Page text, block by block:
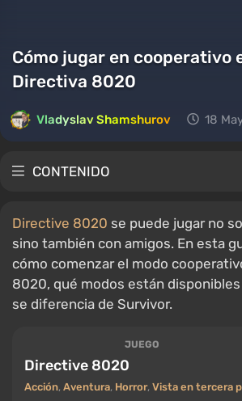
Cómo jugar en cooperativo
Directiva 8020
Vladyslav Shamshurov 18
CONTENIDO
Directive 8020 se puede jugar no
sino también con amigos. En esta
cómo comenzar el modo
8020, qué modos están
se diferencia de Survivor.
JUEGO
Directive 8020
Acción, Aventura, Horror, Vista en tercera